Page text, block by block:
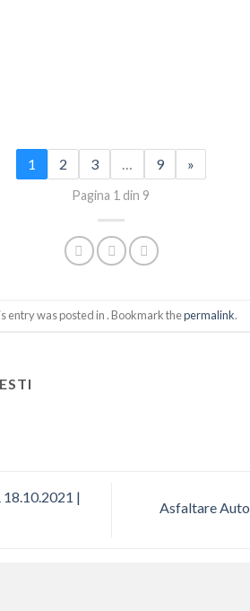
1 2 3 … 9 »
Pagina 1 din 9
entry was posted in . Bookmark thepermalink.
|
Asfaltare